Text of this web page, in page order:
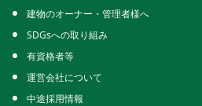
建物のオーナー・管理者様へ
SDGsへの取り組み
有資格者等
運営会社について
中途採用情報